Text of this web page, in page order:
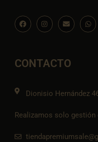
F
a
c
o
k
I
n
s
r
a
E
n
v
p
e
W
h
a
CONTACTO
Dionisio Hernández
Realizamos solo gestión